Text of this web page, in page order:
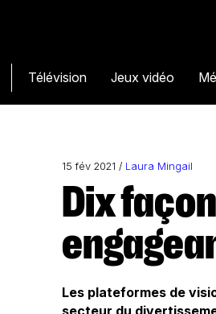
Télévision Jeux vidéo
15 fév 2021 / Laura Mingail
Dix façons de créer des spectacles
Les plateformes de